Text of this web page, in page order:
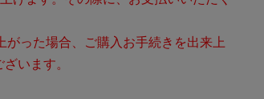
った場合、ご購入お手続きを出来上
います。